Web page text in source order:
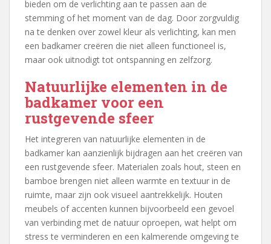
bieden om de verlichting aan te passen aan de
stemming of het moment van de dag. Door zorgvuldig
na te denken over zowel kleur als verlichting, kan men
een badkamer creëren die niet alleen functioneel is,
maar ook uitnodigt tot ontspanning en zelfzorg.
Natuurlijke elementen in de
badkamer voor een
rustgevende sfeer
Het integreren van natuurlijke elementen in de
badkamer kan aanzienlijk bijdragen aan het creëren van
een rustgevende sfeer. Materialen zoals hout, steen en
bamboe brengen niet alleen warmte en textuur in de
ruimte, maar zijn ook visueel aantrekkelijk. Houten
meubels of accenten kunnen bijvoorbeeld een gevoel
van verbinding met de natuur oproepen, wat helpt om
stress te verminderen en een kalmerende omgeving te